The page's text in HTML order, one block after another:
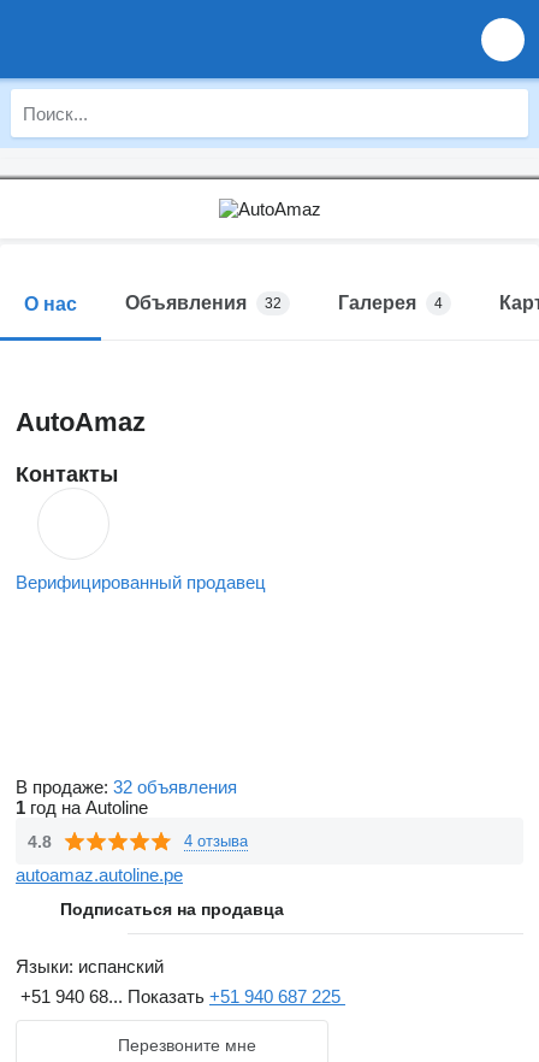
О нас Объявления 32 Галерея 4
AutoAmaz
Контакты
Верифицированный продавец
В продаже: 32 объявления
1 год на Autoline
4.8 4 отзыва
autoamaz.autoline.pe
Подписаться на продавца
Языки: испанский
+51 940 68... Показать +51 940 687 225
Перезвоните мне